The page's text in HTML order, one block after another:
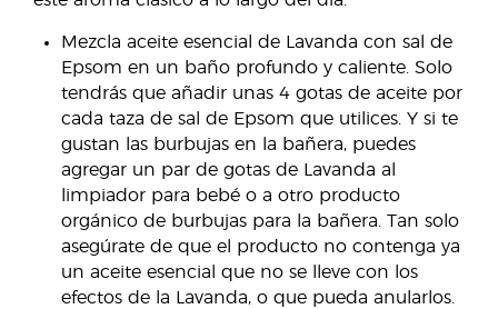
Mezcla aceite esencial de Lavanda con sal de
Epsom en un baño profundo y caliente. Solo
tendrás que añadir unas 4 gotas de aceite por
cada taza de sal de Epsom que utilices. Y si te
gustan las burbujas en la bañera, puedes
agregar un par de gotas de Lavanda al
limpiador para bebé o a otro producto
orgánico de burbujas para la bañera. Tan solo
asegúrate de que el producto no contenga ya
un aceite esencial que no se lleve con los
efectos de la Lavanda, o que pueda anularlos.